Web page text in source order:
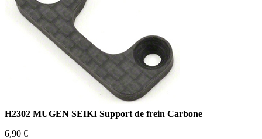
H2302 MUGEN SEIKI Support de frein Carbone
6,90 €